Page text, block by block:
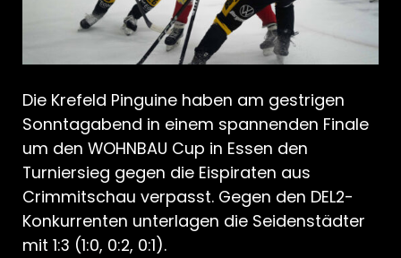
Die Krefeld Pinguine haben am gestrigen
Sonntagabend in einem spannenden Finale
um den WOHNBAU Cup in Essen den
Turniersieg gegen die Eispiraten aus
Crimmitschau verpasst. Gegen den DEL2-
Konkurrenten unterlagen die Seidenstädter
mit 1:3 (1:0, 0:2, 0:1).